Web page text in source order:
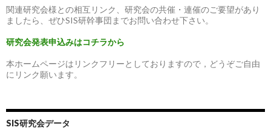
関連研究会様との相互リンク、研究会の共催・連催のご要望があり
ましたら、ぜひSIS研幹事団までお問い合わせ下さい。
研究会発表申込みはコチラから
本ホームページはリンクフリーとしておりますので，どうぞご自由
にリンク願います。
SIS研究会データ